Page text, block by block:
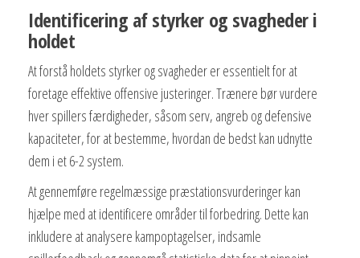
Identificering af styrker og svagheder i
holdet
At forstå holdets styrker og svagheder er essentielt for at
foretage effektive offensive justeringer. Trænere bør vurdere
hver spillers færdigheder, såsom serv, angreb og defensive
kapaciteter, for at bestemme, hvordan de bedst kan udnytte
dem i et 6-2 system.
At gennemføre regelmæssige præstationsvurderinger kan
hjælpe med at identificere områder til forbedring. Dette kan
inkludere at analysere kampoptagelser, indsamle